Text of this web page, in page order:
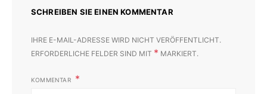
SCHREIBEN SIE EINEN KOMMENTAR
IHRE E-MAIL-ADRESSE WIRD NICHT VERÖFFENTLICHT.
ERFORDERLICHE FELDER SIND MIT * MARKIERT.
KOMMENTAR